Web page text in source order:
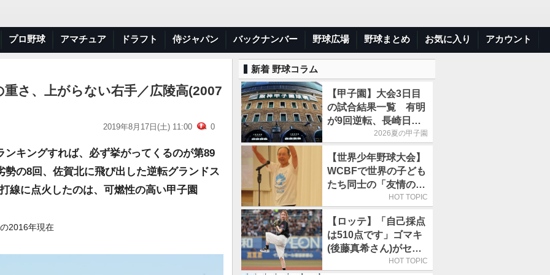
プロ野球 アマチュア ドラフト 侍ジャパン バックナンバー 野球広場 野球まとめ お気に入り アカウント
さ、上がらない右手／広陵高(2007
2019年8月17日(土) 11:00 0
キングすれば、必ず挙がってくるのが第89
の8回、佐賀北に飛び出した逆転グランドス
線に点火したのは、可燃性の高い甲子園
2016年現在
新着 野球コラム
【甲子園】大会3日目
の試合結果一覧 有明
が9回逆転、長崎日大
は15得点で大勝2026夏の甲子園
【世界少年野球大会】
WCBFで世界の子ども
たち同士の「友情の
輪」が広がる理由HOT TOPIC
【ロッテ】「自己採点
は510点です」ゴマキ
(後藤真希さん)がセレ
モニアルピッチHOT TOPIC